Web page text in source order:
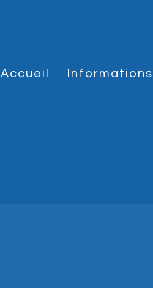
Accueil Informations